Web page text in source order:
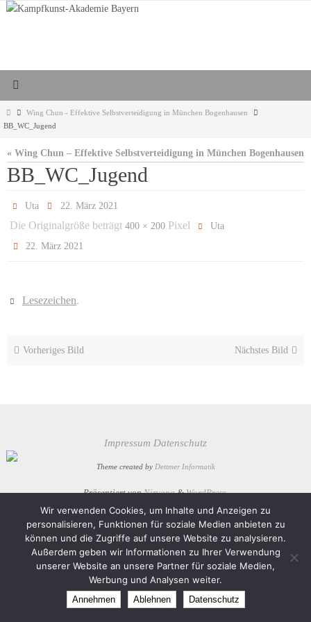
Zum
StartWing Chun - Effektive Selbstverteidigung in München Bogenhausen
BB_WC_Jugend
« Wing Chun – Effektive Selbstverteidigung in München Bogenhausen
BB_WC_Jugend
Uta 22. März 2021
Die Originalgröße beträgt 400 × 200 Pixel
Uta
22. März 2021
Lesezeichen.
Vorheriges Bild Nächstes Bild
Impressum Datenschutz
Theme created by Dettmer Informatik
Präsentiert vonNirvana&WordPress.
Wir verwenden Cookies, um Inhalte und Anzeigen zu
personalisieren, Funktionen für soziale Medien anbieten zu
können und die Zugriffe auf unsere Website zu analysieren.
Außerdem geben wir Informationen zu Ihrer Verwendung
unserer Website an unsere Partner für soziale Medien,
Werbung und Analysen weiter.
Annehmen Ablehnen Datenschutz